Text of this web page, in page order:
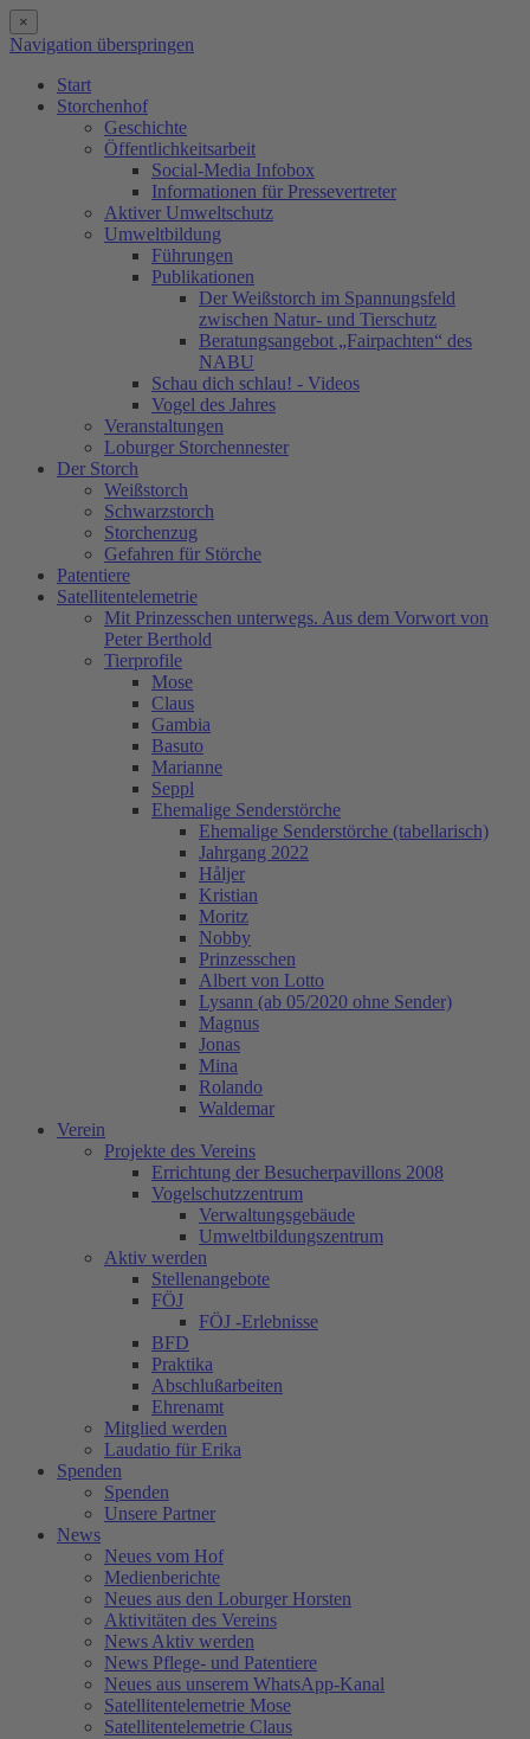
×
Navigation überspringen
Start
Storchenhof
Geschichte
Öffentlichkeitsarbeit
Social-Media Infobox
Informationen für Pressevertreter
Aktiver Umweltschutz
Umweltbildung
Führungen
Publikationen
Der Weißstorch im Spannungsfeld
zwischen Natur- und Tierschutz
Beratungsangebot „Fairpachten“ des
NABU
Schau dich schlau! - Videos
Vogel des Jahres
Veranstaltungen
Loburger Storchennester
Der Storch
Weißstorch
Schwarzstorch
Storchenzug
Gefahren für Störche
Patentiere
Satellitentelemetrie
Mit Prinzesschen unterwegs. Aus dem Vorwort von
Peter Berthold
Tierprofile
Mose
Claus
Gambia
Basuto
Marianne
Seppl
Ehemalige Senderstörche
Ehemalige Senderstörche (tabellarisch)
Jahrgang 2022
Håljer
Kristian
Moritz
Nobby
Prinzesschen
Albert von Lotto
Lysann (ab 05/2020 ohne Sender)
Magnus
Jonas
Mina
Rolando
Waldemar
Verein
Projekte des Vereins
Errichtung der Besucherpavillons 2008
Vogelschutzzentrum
Verwaltungsgebäude
Umweltbildungszentrum
Aktiv werden
Stellenangebote
FÖJ
FÖJ -Erlebnisse
BFD
Praktika
Abschlußarbeiten
Ehrenamt
Mitglied werden
Laudatio für Erika
Spenden
Spenden
Unsere Partner
News
Neues vom Hof
Medienberichte
Neues aus den Loburger Horsten
Aktivitäten des Vereins
News Aktiv werden
News Pflege- und Patentiere
Neues aus unserem WhatsApp-Kanal
Satellitentelemetrie Mose
Satellitentelemetrie Claus